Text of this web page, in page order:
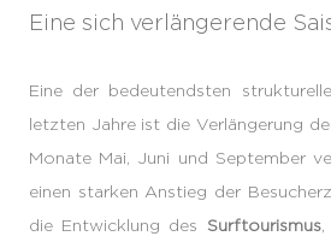
Eine sich verlängerende
Eine der bedeutendsten
letzten Jahre ist die Verlängerung
Monate Mai, Juni und September
einen starken Anstieg der
die Entwicklung des Surftourismus,